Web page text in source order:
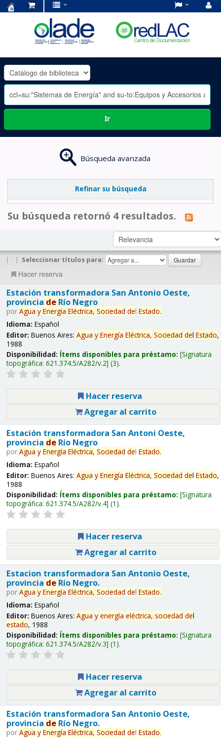
OLADE
-
Ir
Búsqueda avanzada
Refinar su búsqueda
Su búsqueda retornó 4 resultados.
| | Seleccionar títulos para:
Hacer reserva
Estación transformadora San Antonio Oeste,
provincia deRío Negro
por Agua y Energía Eléctrica, Sociedad del Estado.
Idioma: Español
Editor: Buenos Aires: Agua y Energía Eléctrica, Sociedad del Estado,
1988
Disponibilidad: Ítems disponibles para préstamo: Signatura
topográfica: 621.374.5/A282/v.2 (3).
Hacer reserva
Agregar al carrito
Estación transformadora San Antoni Oeste,
provincia deRío Negro
por Agua y Energía Eléctrica, Sociedad del Estado.
Idioma: Español
Editor: Buenos Aires: Agua y Energía Eléctrica, Sociedad del Estado,
1988
Disponibilidad: Ítems disponibles para préstamo: Signatura
topográfica: 621.374.5/A282/v.4 (1).
Hacer reserva
Agregar al carrito
Estacion transformadora San Antonio Oeste,
provincia deRío Negro.
por Agua y Energía Eléctrica, Sociedad del Estado.
Idioma: Español
Editor: Buenos Aires: Agua y energía eléctrica, sociedad del
estado, 1988
Disponibilidad: Ítems disponibles para préstamo: Signatura
topográfica: 621.374.5/A282/v.3 (1).
Hacer reserva
Agregar al carrito
Estación transformadora San Antonio Oeste,
provincia deRío Negro.
por Agua y Energía Eléctrica, Sociedad del Estado.